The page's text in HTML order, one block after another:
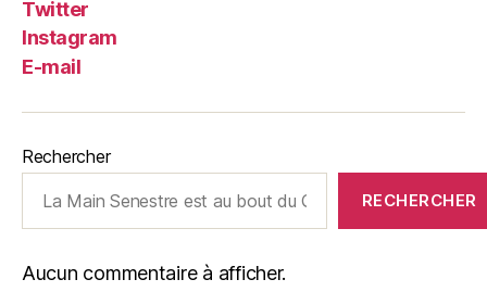
Twitter
Instagram
E-mail
Rechercher
RECHERCHER
Aucun commentaire à afficher.